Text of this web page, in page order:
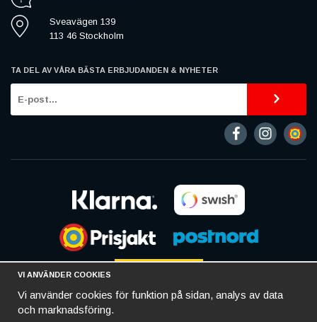
Sveavägen 139
113 46 Stockholm
TA DEL AV VÅRA BÄSTA ERBJUDANDEN & NYHETER
VI ANVÄNDER COOKIES
Vi använder cookies för funktion på sidan, analys av data
och marknadsföring.